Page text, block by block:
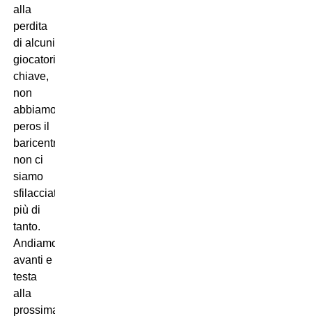
alla
perdita
di alcuni
giocatori
chiave,
non
abbiamo
peros il
baricentro,
non ci
siamo
sfilacciati
più di
tanto.
Andiamo
avanti e
testa
alla
prossima,